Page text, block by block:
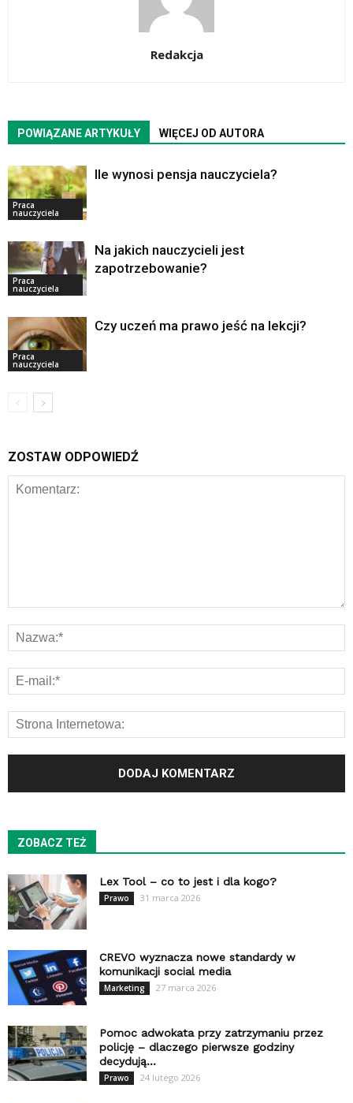
Redakcja
POWIĄZANE ARTYKUŁY WIĘCEJ OD AUTORA
Praca
nauczyciela
Ile wynosi pensja nauczyciela?
Praca
nauczyciela
Na jakich nauczycieli jest
zapotrzebowanie?
Praca
nauczyciela
Czy uczeń ma prawo jeść na lekcji?
ZOSTAW ODPOWIEDŹ
ZOBACZ TEŻ
Lex Tool – co to jest i dla kogo?
Prawo 31 marca 2026
CREVO wyznacza nowe standardy w
komunikacji social media
Marketing 27 marca 2026
Pomoc adwokata przy zatrzymaniu przez
policję – dlaczego pierwsze godziny
decydują...
Prawo 24 lutego 2026